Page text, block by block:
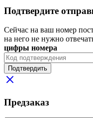
Подтвердите
Сейчас на ваш номер
на него не нужно
цифры номера
Подтвердить
Предзаказ